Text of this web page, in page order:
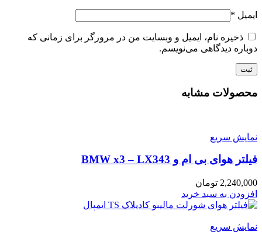
ایمیل *
ذخیره نام، ایمیل و وبسایت من در مرورگر برای زمانی که
دوباره دیدگاهی می‌نویسم.
محصولات مشابه
نمایش سریع
فیلتر هوای بی ام و BMW x3 – LX343
2,240,000 تومان
افزودن به سبد خرید
نمایش سریع